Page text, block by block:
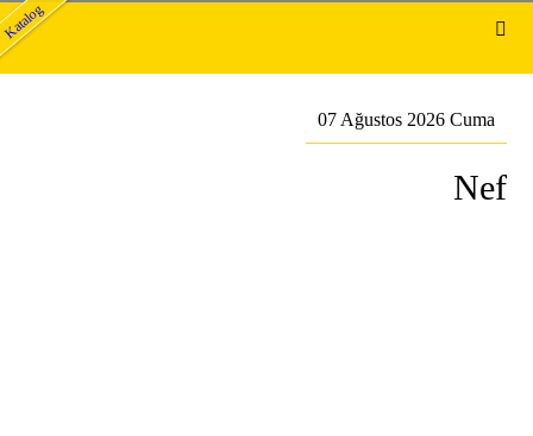
07 Ağustos 2026 Cuma
Nef
Katalog